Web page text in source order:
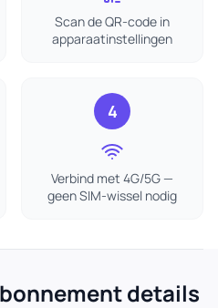
Scan de QR-code in
apparaatinstellingen
4
Verbind met 4G/5G —
geen SIM-wissel nodig
details